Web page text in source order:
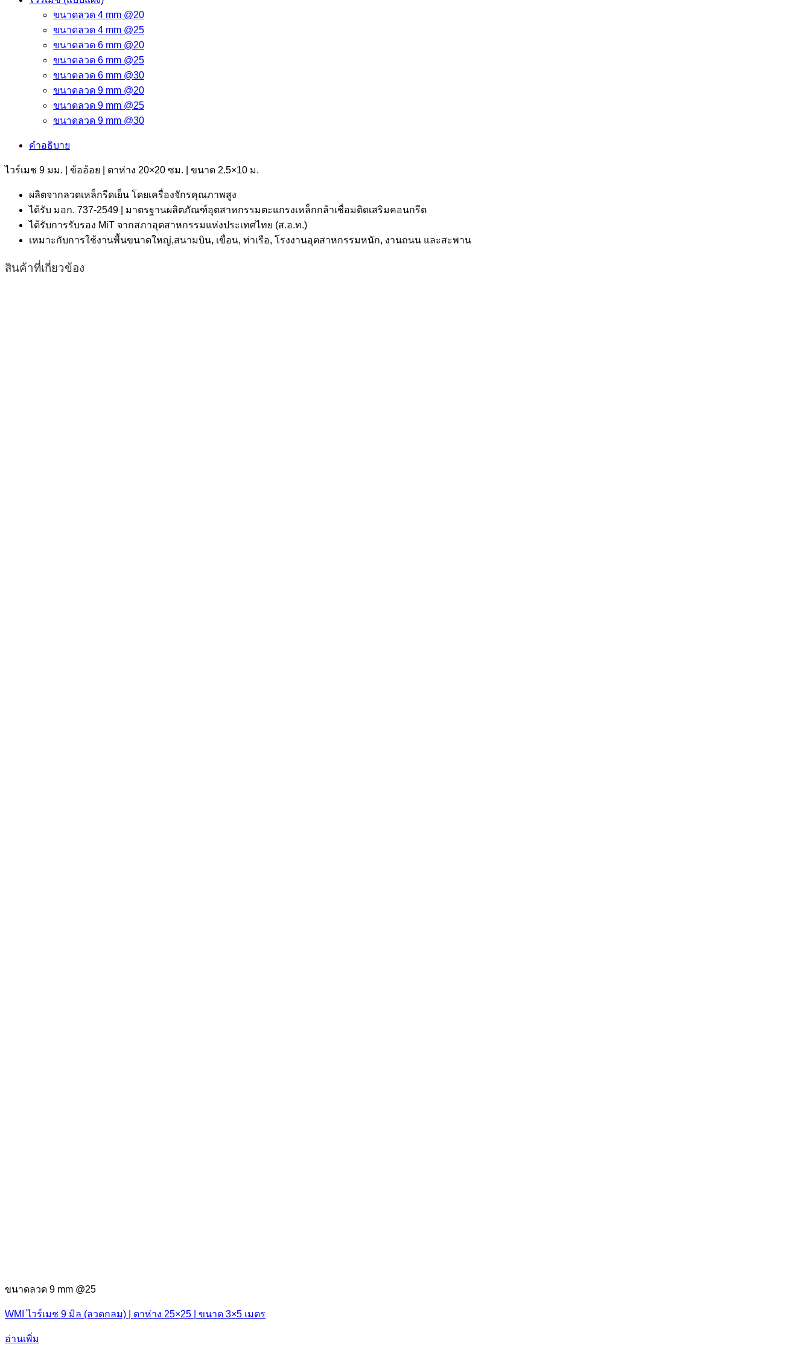
ขนาดลวด 4 mm @20
ขนาดลวด 4 mm @25
ขนาดลวด 6 mm @20
ขนาดลวด 6 mm @25
ขนาดลวด 6 mm @30
ขนาดลวด 9 mm @20
ขนาดลวด 9 mm @25
ขนาดลวด 9 mm @30
คำอธิบาย
ไวร์เมช 9 มม. | ข้ออ้อย | ตาห่าง 20×20 ซม. | ขนาด 2.5×10 ม.
ผลิตจากลวดเหล็กรีดเย็น โดยเครื่องจักรคุณภาพสูง
ได้รับ มอก. 737-2549 | มาตรฐานผลิตภัณฑ์อุตสาหกรรมตะแกรงเหล็กกล้าเชื่อมติดเสริมคอนกรีต
ได้รับการรับรอง MiT จากสภาอุตสาหกรรมแห่งประเทศไทย (ส.อ.ท.)
เหมาะกับการใช้งานพื้นขนาดใหญ่,สนามบิน, เขื่อน, ท่าเรือ, โรงงานอุตสาหกรรมหนัก, งานถนน และสะพาน
สินค้าที่เกี่ยวข้อง
ขนาดลวด 9 mm @25
WMI ไวร์เมช 9 มิล (ลวดกลม) | ตาห่าง 25×25 | ขนาด 3×5 เมตร
อ่านเพิ่ม